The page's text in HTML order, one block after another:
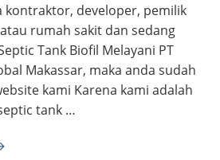
kontraktor, developer, pemilik
rumah sakit dan sedang
Tank Biofil Melayani PT
Makassar, maka anda sudah
kami Karena kami adalah
tank …